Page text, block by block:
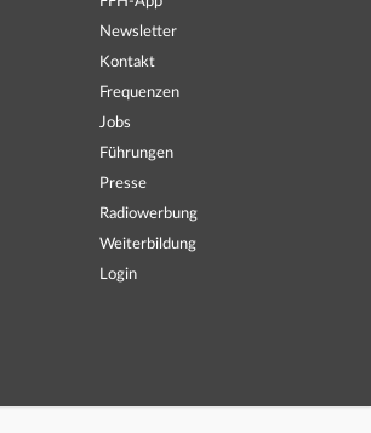
Newsletter
Kontakt
Frequenzen
Jobs
Führungen
Presse
Radiowerbung
Weiterbildung
Login